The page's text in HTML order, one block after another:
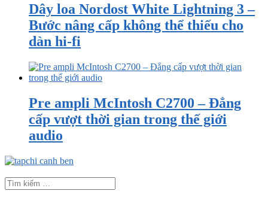
Dây loa Nordost White Lightning 3 –
Bước nâng cấp không thể thiếu cho
dàn hi-fi
Pre ampli McIntosh C2700 – Đẳng
cấp vượt thời gian trong thế giới
audio